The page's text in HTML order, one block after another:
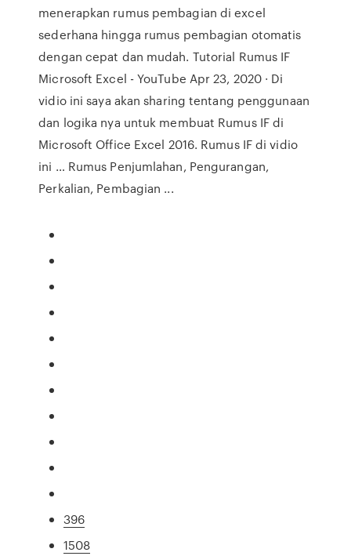
menerapkan rumus pembagian di excel
sederhana hingga rumus pembagian otomatis
dengan cepat dan mudah. Tutorial Rumus IF
Microsoft Excel - YouTube Apr 23, 2020 · Di
vidio ini saya akan sharing tentang penggunaan
dan logika nya untuk membuat Rumus IF di
Microsoft Office Excel 2016. Rumus IF di vidio
ini … Rumus Penjumlahan, Pengurangan,
Perkalian, Pembagian ...
396
1508